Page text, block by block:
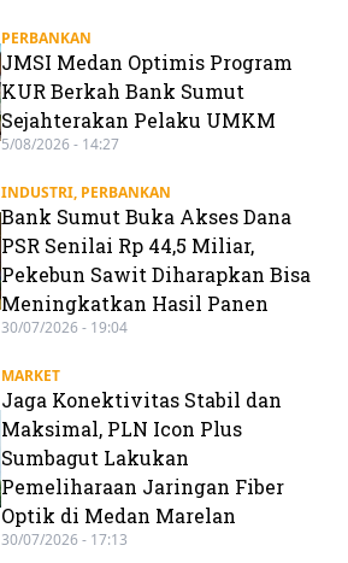
PERBANKAN
JMSI Medan Optimis Program
KUR Berkah Bank Sumut
Sejahterakan Pelaku UMKM
5/08/2026 - 14:27
INDUSTRI, PERBANKAN
Bank Sumut Buka Akses Dana
PSR Senilai Rp 44,5 Miliar,
Pekebun Sawit Diharapkan Bisa
Meningkatkan Hasil Panen
30/07/2026 - 19:04
MARKET
Jaga Konektivitas Stabil dan
Maksimal, PLN Icon Plus
Sumbagut Lakukan
Pemeliharaan Jaringan Fiber
Optik di Medan Marelan
30/07/2026 - 17:13